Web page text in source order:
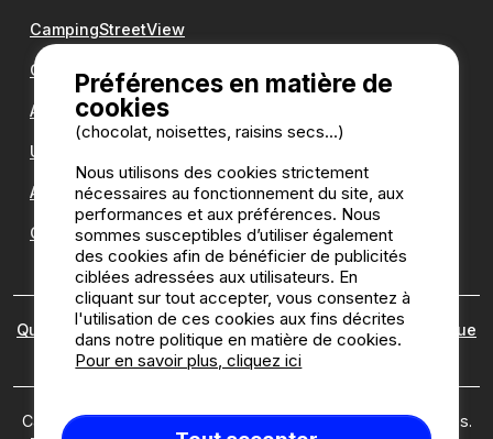
CampingStreetView
Groupe Romanée
Antilope VAN
Une question ?
Annuaire des campings
Guide camping
Qui sommes nous ?|Mentions légales|Cookies|
Politique
des avis
Camping2be.com ©2026 Camping2Be, tous droits réservés.
Préférences en matière de
cookies
(chocolat, noisettes, raisins secs...)
Nous utilisons des cookies strictement
nécessaires au fonctionnement du site, aux
performances et aux préférences. Nous
sommes susceptibles d’utiliser également
des cookies afin de bénéficier de publicités
ciblées adressées aux utilisateurs. En
cliquant sur tout accepter, vous consentez à
l'utilisation de ces cookies aux fins décrites
dans notre politique en matière de cookies.
Pour en savoir plus, cliquez ici